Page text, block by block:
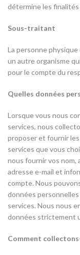
détermine les
Sous-traitant
La personne physique
un autre organisme
pour le compte du
Quelles données
Lorsque vous nous
services, nous
proposer et fournir
services que vous
nous fournir vos nom,
adresse e-mail et
compte. Nous
données
services. Nous nous
données strictement
Comment